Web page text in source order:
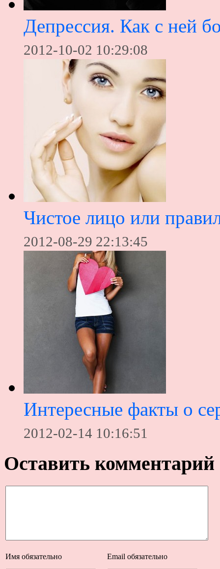
Депрессия. Как с ней
2012-10-02 10:29:08
Чистое лицо или
2012-08-29 22:13:45
Интересные факты о
2012-02-14 10:16:51
Оставить комментарий
Имя обязательно Email обязательно